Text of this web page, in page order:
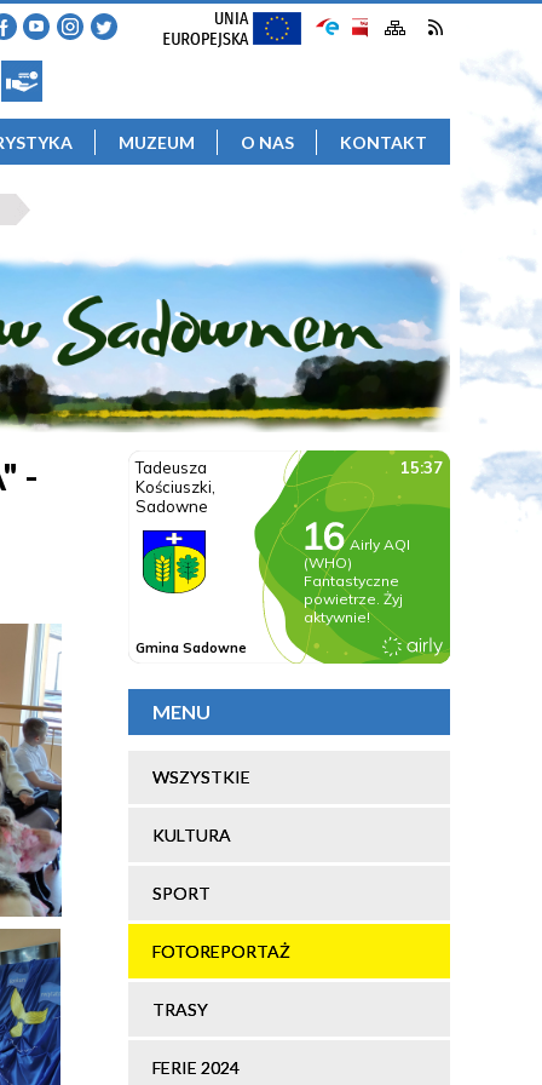
MUZEUM O NAS KONTAKT
-
MENU
WSZYSTKIE
KULTURA
SPORT
FOTOREPORTAŻ
TRASY
FERIE 2024